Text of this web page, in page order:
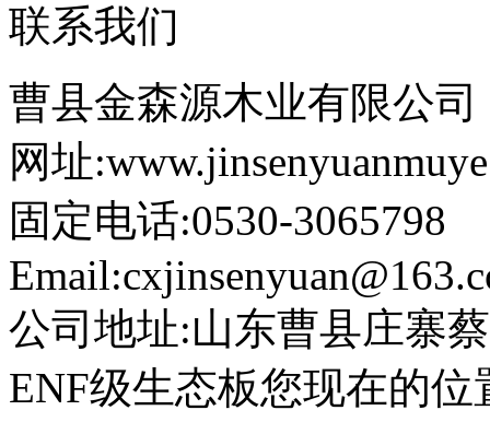
联系我们
曹县金森源木业有限公司
网址
固定电话:0530-3065798
公司地址:山东曹县庄寨
ENF级生态板您现在的